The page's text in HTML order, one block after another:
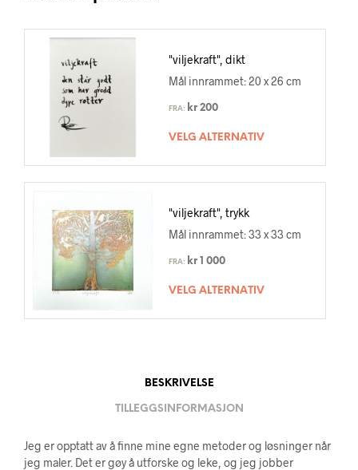
"viljekraft", dikt
Mål innrammet: 20 x 26 cm
FRA: kr 200
VELG ALTERNATIV
"viljekraft", trykk
Mål innrammet: 33 x 33 cm
FRA: kr 1 000
VELG ALTERNATIV
BESKRIVELSE
TILLEGGSINFORMASJON
Jeg er opptatt av å finne mine egne metoder og løsninger når
jeg maler. Det er gøy å utforske og leke, og jeg jobber